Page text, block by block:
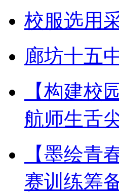
校服选用
廊坊十五
【构建校
航师生舌
【墨绘青
赛训练筹